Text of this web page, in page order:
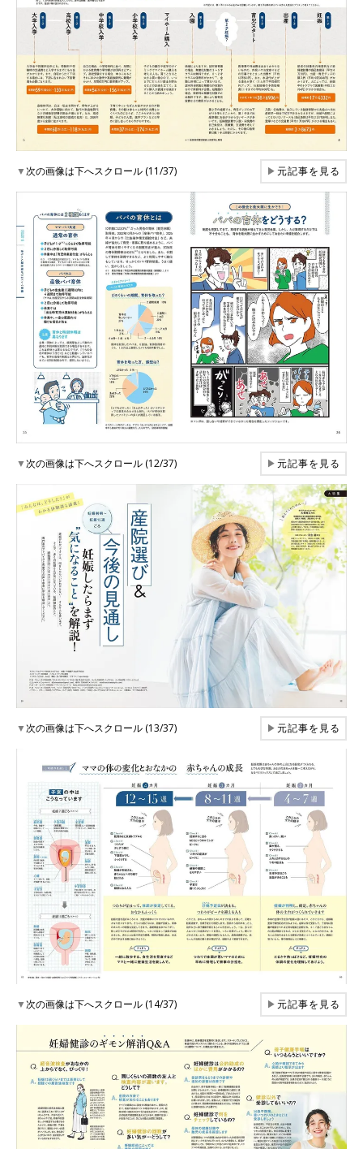
▼次の画像は下へスクロール (11/37) ▶元記事を見る
▼次の画像は下へスクロール (12/37) ▶元記事を見る
▼次の画像は下へスクロール (13/37) ▶元記事を見る
▼次の画像は下へスクロール (14/37) ▶元記事を見る